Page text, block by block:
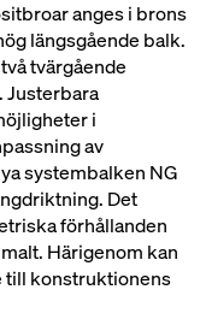
anges i brons
längsgående balk.
tvärgående
Justerbara
i
av
systembalken NG
Det
förhållanden
Härigenom kan
till konstruktionens